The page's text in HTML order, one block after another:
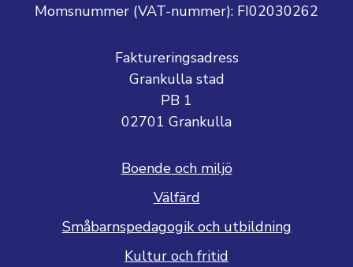
Momsnummer (VAT-nummer): FI02030262
Faktureringsadress
Grankulla stad
PB 1
02701 Grankulla
Boende och miljö
Välfärd
Småbarnspedagogik och utbildning
Kultur och fritid